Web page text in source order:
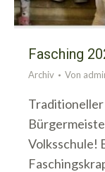
Fasching
Archiv Von
Traditioneller
Volksschule!